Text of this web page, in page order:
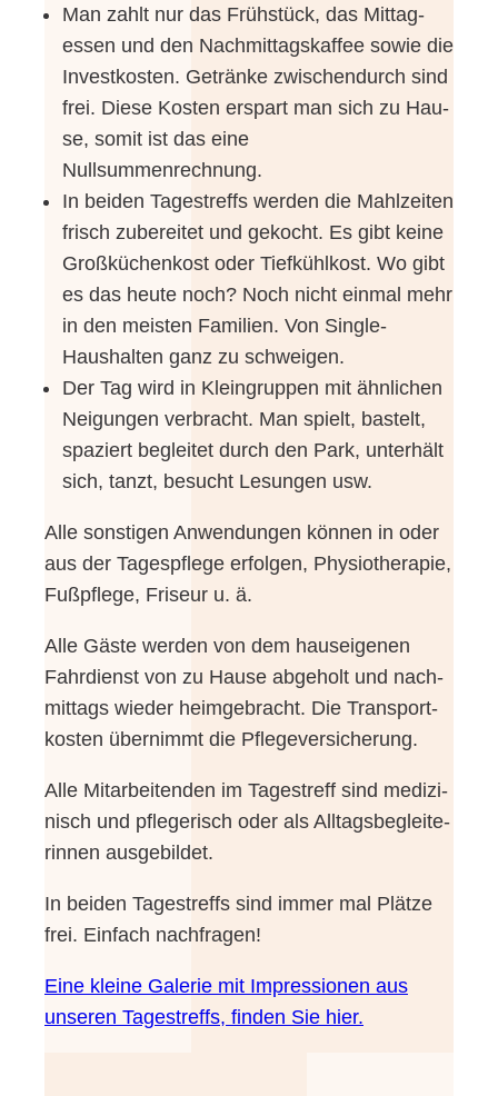
Man zahlt nur das Früh­stück, das Mit­tag­
essen und den Nach­mit­tags­kaf­fee sowie die
Invest­kos­ten. Geträn­ke zwi­schen­durch sind
frei. Die­se Kos­ten erspart man sich zu Hau­
se, somit ist das eine
Nullsummenrechnung.
In bei­den Tages­treffs wer­den die Mahl­zei­ten
frisch zube­rei­tet und gekocht. Es gibt kei­ne
Groß­kü­chen­kost oder Tief­kühl­kost. Wo gibt
es das heu­te noch? Noch nicht ein­mal mehr
in den meis­ten Fami­li­en. Von Single-
Haushalten ganz zu schweigen.
Der Tag wird in Klein­grup­pen mit ähn­li­chen
Nei­gun­gen ver­bracht. Man spielt, bas­telt,
spa­ziert beglei­tet durch den Park, unter­hält
sich, tanzt, besucht Lesun­gen usw.
Alle sons­ti­gen Anwen­dun­gen kön­nen in oder
aus der Tages­pfle­ge erfol­gen, Phy­sio­the­ra­pie,
Fuß­pfle­ge, Fri­seur u. ä.
Alle Gäs­te wer­den von dem haus­ei­ge­nen
Fahr­dienst von zu Hau­se abge­holt und nach­
mit­tags wie­der heim­ge­bracht. Die Trans­port­
kos­ten über­nimmt die Pflegeversicherung.
Alle Mit­ar­bei­ten­den im Tages­treff sind medi­zi­
nisch und pfle­ge­risch oder als All­tags­be­glei­te­
rin­nen ausgebildet.
In bei­den Tages­treffs sind immer mal Plät­ze
frei. Ein­fach nachfragen!
Eine klei­ne Gale­rie mit Impres­sio­nen aus
unse­ren Tages­treffs, fin­den Sie hier.